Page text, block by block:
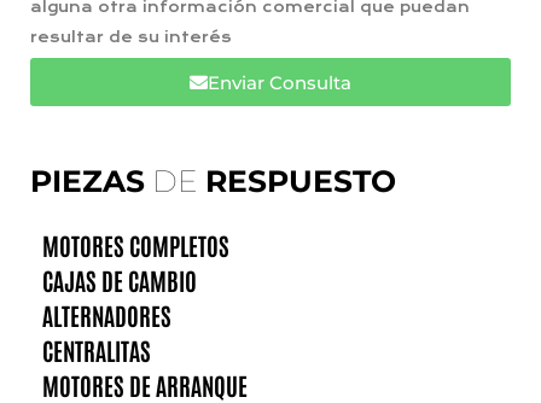
PIEZAS DE RESPUESTO
MOTORES COMPLETOS
CAJAS DE CAMBIO
ALTERNADORES
CENTRALITAS
MOTORES DE ARRANQUE
alguna otra información comercial que puedan
resultar de su interés
Enviar Consulta